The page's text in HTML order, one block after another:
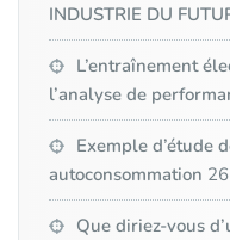
INDUSTRIE DU
L’entraînement
l’analyse de
Exemple d’étude
autoconsommation
Que diriez-vous